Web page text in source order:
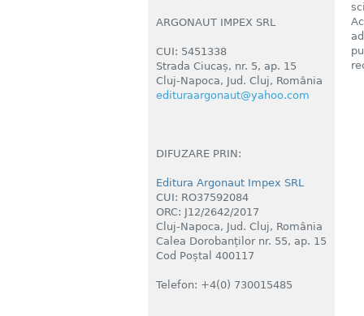
ARGONAUT IMPEX SRL
CUI: 5451338
Strada Ciucaș, nr. 5, ap. 15
Cluj-Napoca, Jud. Cluj, România
edituraargonaut@yahoo.com
DIFUZARE PRIN:
Editura Argonaut Impex SRL
CUI: RO37592084
ORC: J12/2642/2017
Cluj-Napoca, Jud. Cluj, România
Calea Dorobanților nr. 55, ap. 15
Cod Poștal 400117
Telefon: +4(0) 730015485